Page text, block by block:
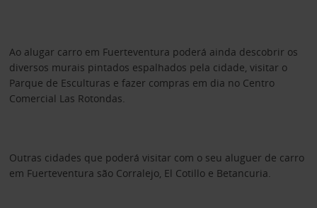
Ao alugar carro em Fuerteventura poderá ainda descobrir os
diversos murais pintados espalhados pela cidade, visitar o
Parque de Esculturas e fazer compras em dia no Centro
Comercial Las Rotondas.
Outras cidades que poderá visitar com o seu aluguer de carro
em Fuerteventura são Corralejo, El Cotillo e Betancuria.